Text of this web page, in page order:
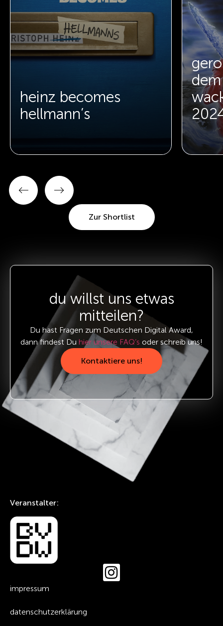
heinz becomes
hellmann’s
Zur Shortlist
du willst uns etwas
mitteilen?
Du hast Fragen zum Deutschen Digital Award,
dann findest Du hier unsere FAQ’s oder schreib uns!
Kontaktiere uns!
Veranstalter:
impressum
datenschutzerklärung